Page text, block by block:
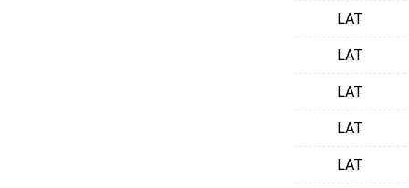
LAT
LAT
LAT
LAT
LAT